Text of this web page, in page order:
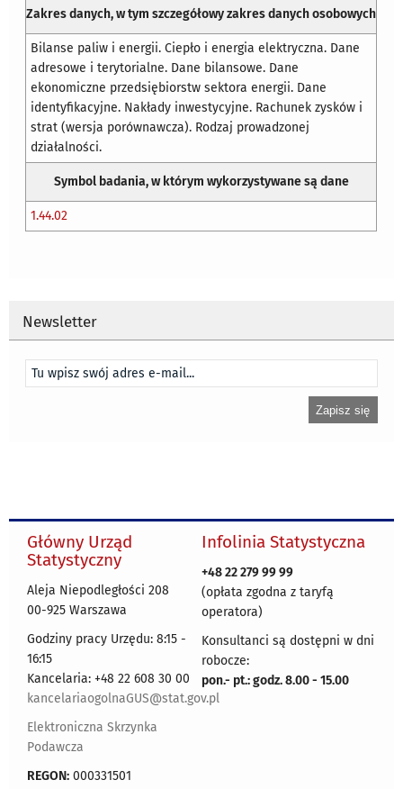
Zakres danych, w tym szczegółowy zakres danych osobowych
Bilanse paliw i energii. Ciepło i energia elektryczna. Dane
adresowe i terytorialne. Dane bilansowe. Dane
ekonomiczne przedsiębiorstw sektora energii. Dane
identyfikacyjne. Nakłady inwestycyjne. Rachunek zysków i
strat (wersja porównawcza). Rodzaj prowadzonej
działalności.
Symbol badania, w którym wykorzystywane są dane
1.44.02
Newsletter
Główny Urząd
Statystyczny
Aleja Niepodległości 208
00-925 Warszawa
Godziny pracy Urzędu: 8:15 -
16:15
Kancelaria: +48 22 608 30 00
kancelariaogolnaGUS@stat.gov.pl
Elektroniczna Skrzynka
Podawcza
REGON: 000331501
Infolinia Statystyczna
+48 22 279 99 99
(opłata zgodna z taryfą
operatora)
Konsultanci są dostępni w dni
robocze:
pon.- pt.: godz. 8.00 - 15.00